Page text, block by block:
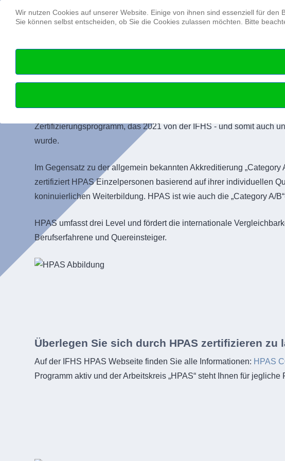
IFHS HPAS
Zertifizierungsprogramm, das 2021 von der IFHS - und somit auch
wurde.
Im Gegensatz zu der allgemein bekannten Akkreditierung
zertifiziert HPAS Einzelpersonen basierend auf ihrer individuellen
koninuierlichen Weiterbildung. HPAS ist wie auch die „Category A/
HPAS umfasst drei Level und fördert die internationale
Berufserfahrene und Quereinsteiger.
Überlegen Sie sich durch HPAS zertifizieren zu
Auf der IFHS HPAS Webseite finden Sie alle Informationen: HPAS
Programm aktiv und der Arbeitskreis „HPAS“ steht Ihnen für
Wir nutzen Cookies auf unserer Website. Einige von ihnen sind essenziell für
Sie können selbst entscheiden, ob Sie die Cookies zulassen möchten. Bitte